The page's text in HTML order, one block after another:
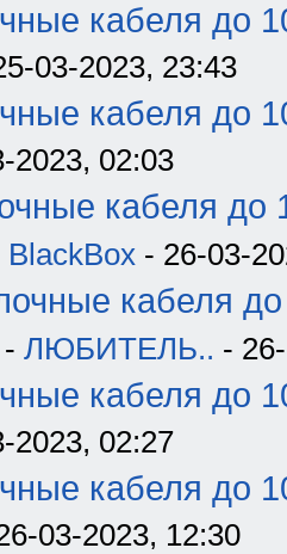
кабеля до
03-2023, 23:43
кабеля до
2023, 02:03
кабеля до
BlackBox - 26-03-
кабеля до
- ЛЮБИТЕЛЬ.. -
кабеля до
2023, 02:27
кабеля до
03-2023, 12:30